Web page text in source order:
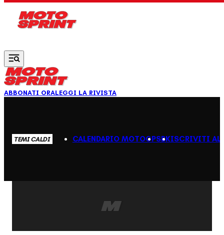
ABBONATI ORALEGGI LA RIVISTA
TEMI CALDI CALENDARIO MOTOGPSBKISCRIVITI AL